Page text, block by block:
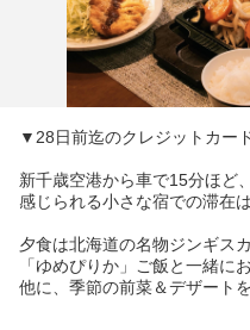
▼28日前迄のクレジットカー
新千歳空港から車で15分ほど
感じられる小さな宿での滞在
夕食は北海道の名物ジンギス
「ゆめぴりか」ご飯と一緒に
他に、季節の前菜＆デザート